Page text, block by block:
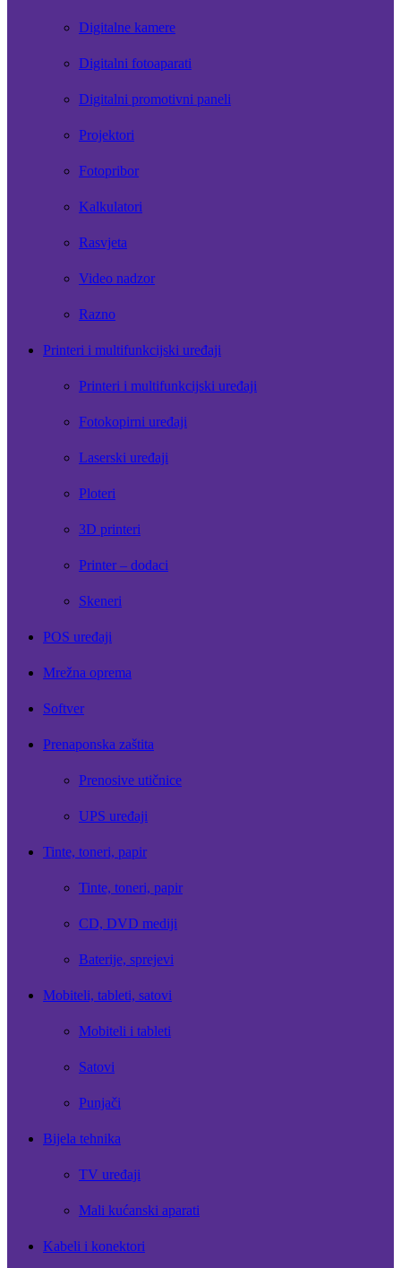
Digitalne kamere
Digitalni fotoaparati
Digitalni promotivni paneli
Projektori
Fotopribor
Kalkulatori
Rasvjeta
Video nadzor
Razno
Printeri i multifunkcijski uređaji
Printeri i multifunkcijski uređaji
Fotokopirni uređaji
Laserski uređaji
Ploteri
3D printeri
Printer – dodaci
Skeneri
POS uređaji
Mrežna oprema
Softver
Prenaponska zaštita
Prenosive utičnice
UPS uređaji
Tinte, toneri, papir
Tinte, toneri, papir
CD, DVD mediji
Baterije, sprejevi
Mobiteli, tableti, satovi
Mobiteli i tableti
Satovi
Punjači
Bijela tehnika
TV uređaji
Mali kućanski aparati
Kabeli i konektori